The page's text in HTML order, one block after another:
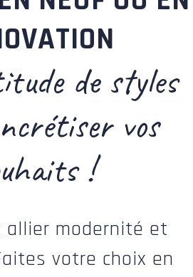
de styles
vos
!
allier modernité et
votre choix en